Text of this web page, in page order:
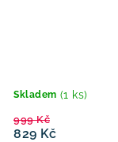
Skladem (1 ks)
829 Kč
999 Kč